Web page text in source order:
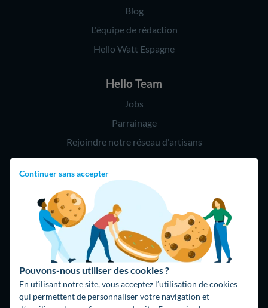
Continuer sans accepter
Pouvons-nous utiliser des cookies ?
En utilisant notre site, vous acceptez l’utilisation de cookies
qui permettent de personnaliser votre navigation et
Blog
L'équipe de rédaction
Hello Watt Espagne
Hello Team
Jobs
Parrainage
Rejoindre notre réseau d'artisans
Hello !
09 75 18 60 60
(8h-21h)
75018 Paris